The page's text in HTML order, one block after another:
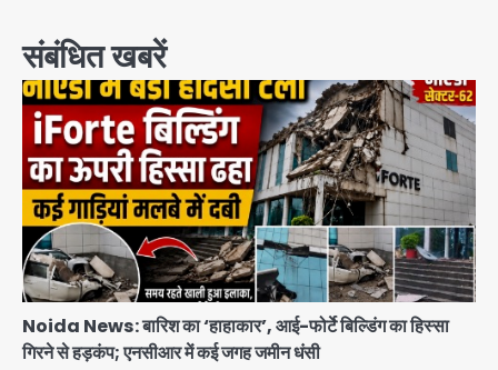
संबंधित खबरें
Noida News: बारिश का ‘हाहाकार’, आई-फोर्टे बिल्डिंग का हिस्सा
गिरने से हड़कंप; एनसीआर में कई जगह जमीन धंसी